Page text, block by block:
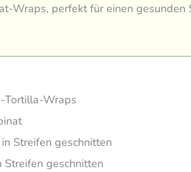
Wraps, perfekt für einen gesunden
Tortilla-Wraps
Streifen geschnitten
Streifen geschnitten